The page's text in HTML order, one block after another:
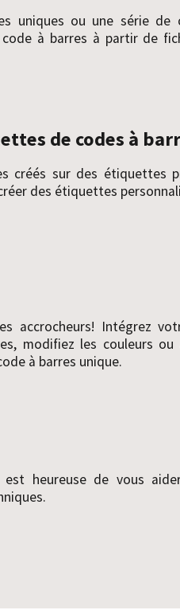
uniques ou une série de
à barres à partir de
de codes à
créés sur des étiquettes
des étiquettes
accrocheurs! Intégrez
modifiez les couleurs
à barres unique.
heureuse de vous